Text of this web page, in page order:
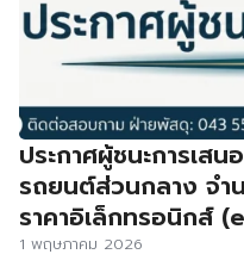
ประกาศผู้ชนะการเส
รถยนต์ส่วนกลาง จำ
ราคาอิเล็กทรอนิกส์
1 พฤษภาคม 2026